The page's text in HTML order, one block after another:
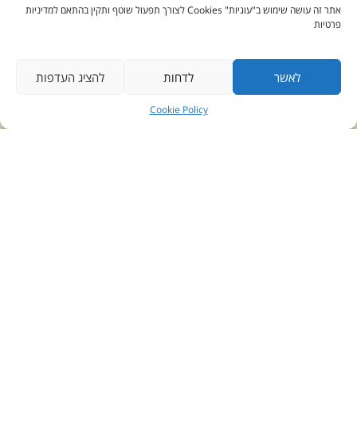
אתר זה עושה שימוש ב"עוגיות" Cookies לצורך תפעול שוטף ותקין בהתאם למדיניות
פרטיות
לאשר לדחות להציג העדפות
Cookie Policy